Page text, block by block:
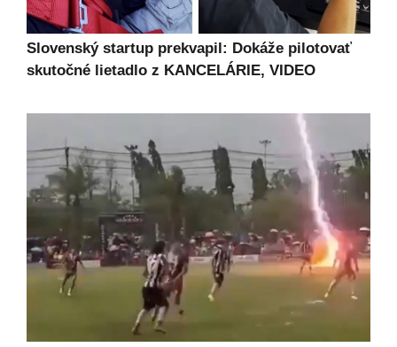
Slovenský startup prekvapil: Dokáže pilotovať
skutočné lietadlo z KANCELÁRIE, VIDEO